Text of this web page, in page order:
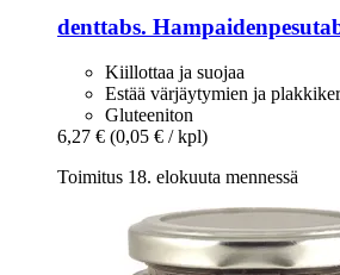
denttabs.
Kiillottaa ja suojaa
Estää värjäytymien ja
Gluteeniton
6,27 € (0,05 € / kpl)
Toimitus 18. elokuuta mennessä